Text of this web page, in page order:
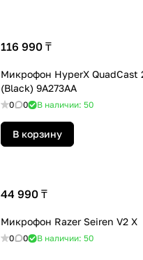
116 990 ₸
Микрофон HyperX QuadCast
(Black) 9A273AA
0 0 В наличии: 50
В корзину
44 990 ₸
Микрофон Razer Seiren V2 X
0 0 В наличии: 50